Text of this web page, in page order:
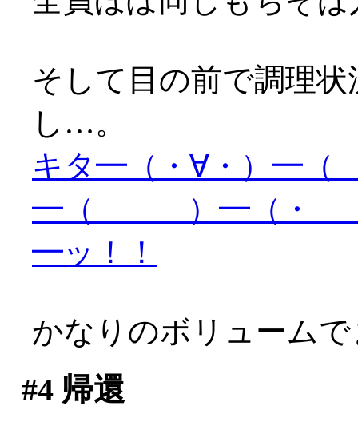
そして目の前で調理
し…。
キタ━（・∀・）━
━（ ）━（・ ）
━ッ！！
かなりのボリューム
#4帰還